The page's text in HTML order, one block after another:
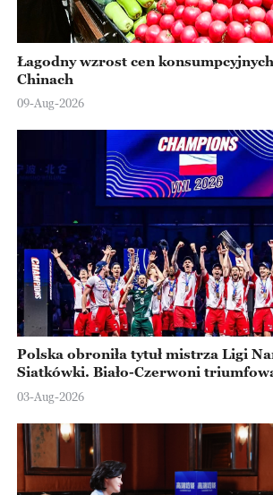
Łagodny wzrost cen
Chinach
09-Aug-2026
Polska obroniła tytuł mistrza Ligi
Siatkówki. Biało-Czerwoni
Ningbo
03-Aug-2026